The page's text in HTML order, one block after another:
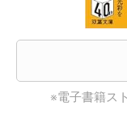
※電子書籍ス